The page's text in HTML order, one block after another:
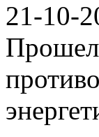
21-10-
Прошел